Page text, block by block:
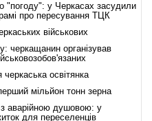
"погоду": у Черкасах засудили
про пересування ТЦК
військових
черкащанин організував
освітянка
мільйон тонн зерна
аварійною душовою: у
для переселенців